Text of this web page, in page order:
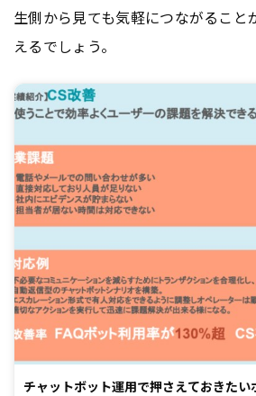
生側から見ても気軽につながること
えるでしょう。
チャットボット運用で押さえておきたい